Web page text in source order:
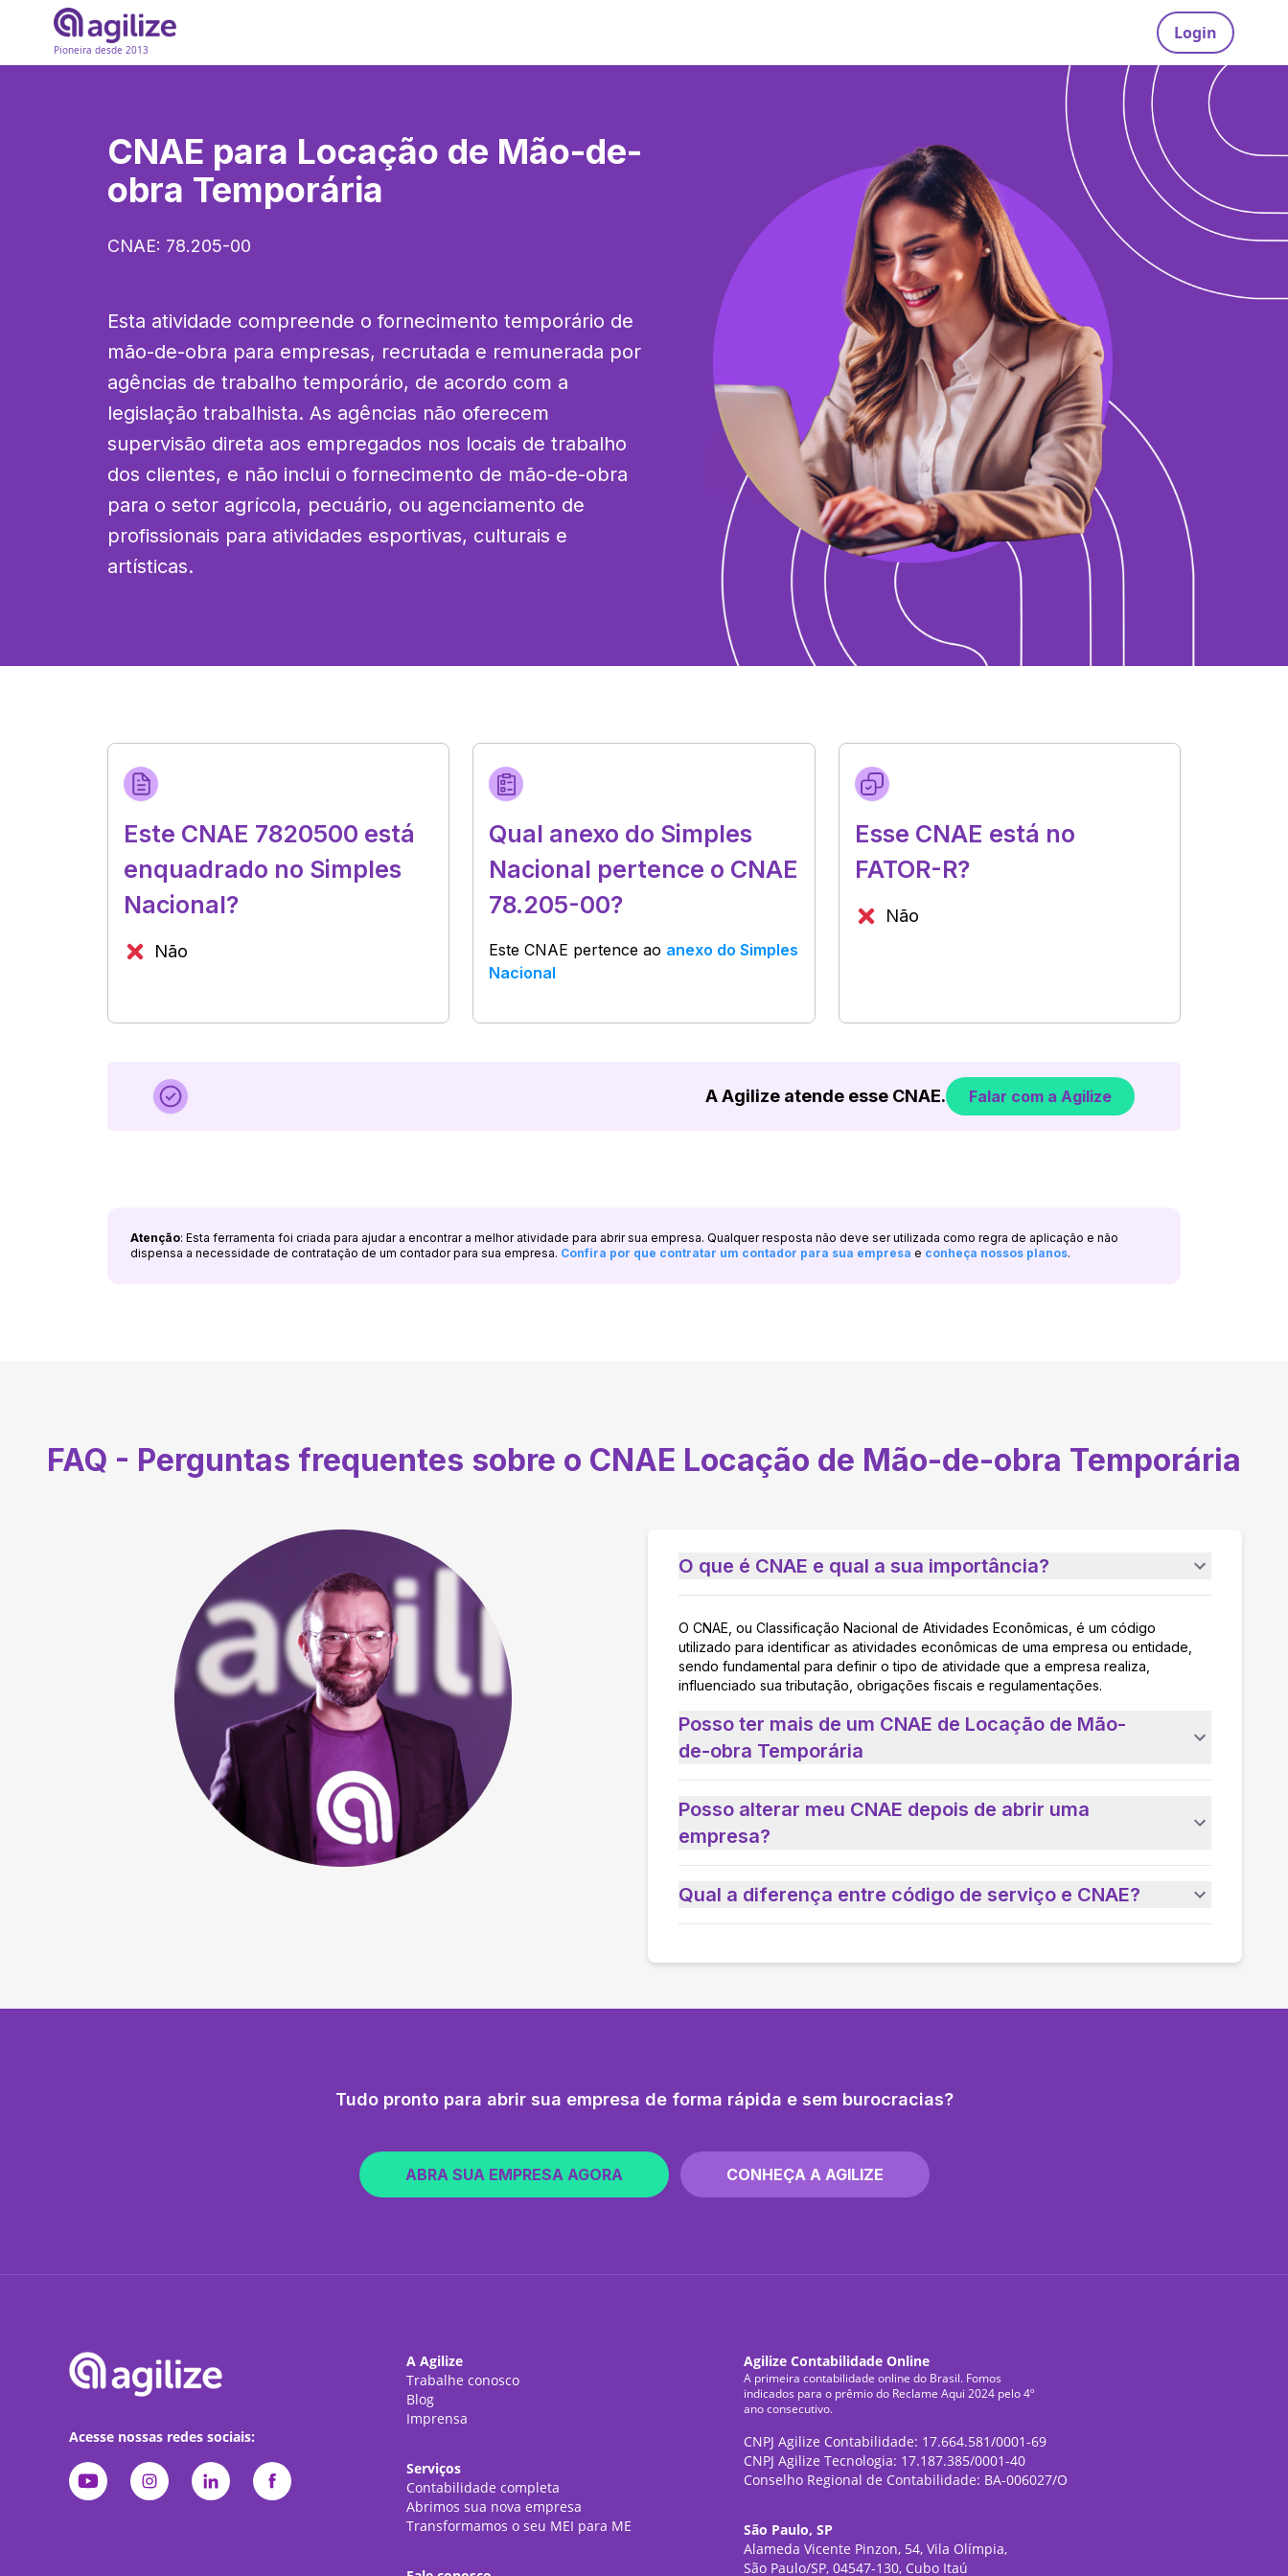
Pioneira desde 2013
Login
CNAE para Locação de Mão-de-
obra Temporária
CNAE: 78.205-00
Esta atividade compreende o fornecimento temporário de
mão-de-obra para empresas, recrutada e remunerada por
agências de trabalho temporário, de acordo com a
legislação trabalhista. As agências não oferecem
supervisão direta aos empregados nos locais de trabalho
dos clientes, e não inclui o fornecimento de mão-de-obra
para o setor agrícola, pecuário, ou agenciamento de
profissionais para atividades esportivas, culturais e
artísticas.
Este CNAE 7820500 está
enquadrado no Simples
Nacional?
Não
Qual anexo do Simples
Nacional pertence o CNAE
78.205-00?
Este CNAE pertence ao anexo do Simples
Nacional
Esse CNAE está no
FATOR-R?
Não
A Agilize atende esse CNAE. Falar com a Agilize
Atenção: Esta ferramenta foi criada para ajudar a encontrar a melhor atividade para abrir sua empresa. Qualquer resposta não deve ser utilizada como regra de aplicação e não
dispensa a necessidade de contratação de um contador para sua empresa. Confira por que contratar um contador para sua empresa e conheça nossos planos.
FAQ - Perguntas frequentes sobre o CNAE Locação de Mão-de-obra Temporária
O que é CNAE e qual a sua importância?
O CNAE, ou Classificação Nacional de Atividades Econômicas, é um código
utilizado para identificar as atividades econômicas de uma empresa ou entidade,
sendo fundamental para definir o tipo de atividade que a empresa realiza,
influenciado sua tributação, obrigações fiscais e regulamentações.
Posso ter mais de um CNAE de Locação de Mão-
de-obra Temporária
Posso alterar meu CNAE depois de abrir uma
empresa?
Qual a diferença entre código de serviço e CNAE?
Tudo pronto para abrir sua empresa de forma rápida e sem burocracias?
ABRA SUA EMPRESA AGORA CONHEÇA A AGILIZE
Acesse nossas redes sociais:
A Agilize
Trabalhe conosco
Blog
Imprensa
Serviços
Contabilidade completa
Abrimos sua nova empresa
Transformamos o seu MEI para ME
Agilize Contabilidade Online
A primeira contabilidade online do Brasil. Fomos
indicados para o prêmio do Reclame Aqui 2024 pelo 4º
ano consecutivo.
CNPJ Agilize Contabilidade: 17.664.581/0001-69
CNPJ Agilize Tecnologia: 17.187.385/0001-40
Conselho Regional de Contabilidade: BA-006027/O
São Paulo, SP
Alameda Vicente Pinzon, 54, Vila Olímpia,
São Paulo/SP, 04547-130, Cubo Itaú